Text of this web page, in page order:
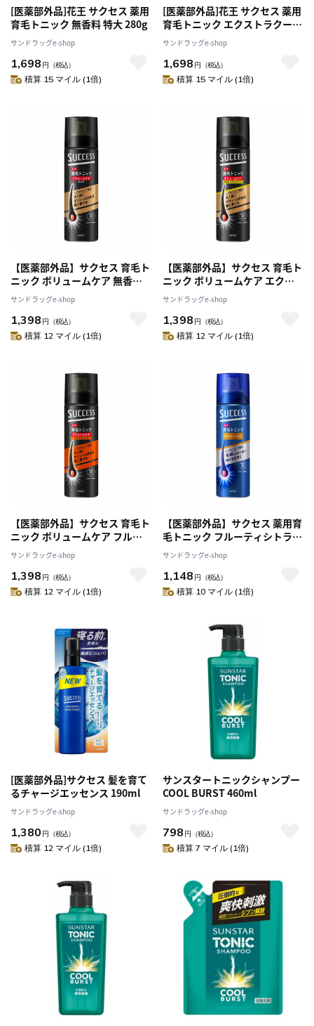
[医薬部外品]花王 サクセス 薬用
育毛トニック 無香料 特大 280g
サンドラッグe-shop
1,698 円 （税込）
積算 15 マイル (1倍)
[医薬部外品]花王 サクセス 薬用
育毛トニック エクストラクール
特大 280g
サンドラッグe-shop
1,698 円 （税込）
積算 15 マイル (1倍)
【医薬部外品】サクセス 育毛ト
ニック ボリュームケア 無香料
180g
サンドラッグe-shop
1,398 円 （税込）
積算 12 マイル (1倍)
【医薬部外品】サクセス 育毛ト
ニック ボリュームケア エクス
トラクール 無香料 180g
サンドラッグe-shop
1,398 円 （税込）
積算 12 マイル (1倍)
【医薬部外品】サクセス 育毛ト
ニック ボリュームケア フルー
ティシトラス 180g
サンドラッグe-shop
1,398 円 （税込）
積算 12 マイル (1倍)
【医薬部外品】サクセス 薬用育
毛トニック フルーティシトラス
180g
サンドラッグe-shop
1,148 円 （税込）
積算 10 マイル (1倍)
[医薬部外品]サクセス 髪を育て
るチャージエッセンス 190ml
サンドラッグe-shop
1,380 円 （税込）
積算 12 マイル (1倍)
サンスタートニックシャンプー
COOL BURST 460ml
サンドラッグe-shop
798 円 （税込）
積算 7 マイル (1倍)